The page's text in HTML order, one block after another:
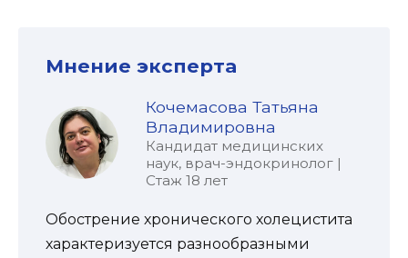
Мнение эксперта
Кочемасова Татьяна
Владимировна
Кандидат медицинских
наук, врач-эндокринолог |
Стаж 18 лет
Обострение хронического холецистита
характеризуется разнообразными